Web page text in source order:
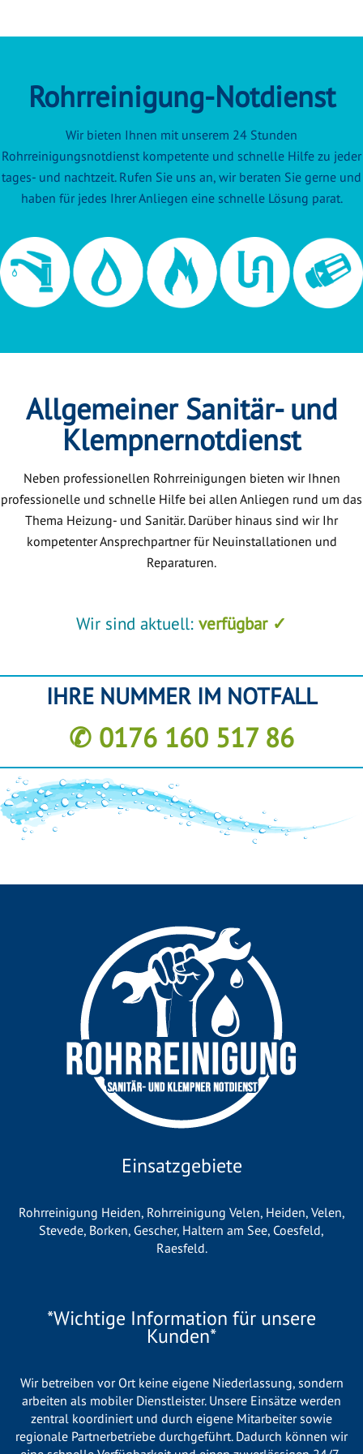
Rohrreinigung-Notdienst
Wir bieten Ihnen mit unserem 24 Stunden
Rohrreinigungsnotdienst kompetente und schnelle Hilfe zu jeder
tages- und nachtzeit. Rufen Sie uns an, wir beraten Sie gerne und
haben für jedes Ihrer Anliegen eine schnelle Lösung parat.
Allgemeiner Sanitär- und
Klempnernotdienst
Neben professionellen Rohrreinigungen bieten wir Ihnen
professionelle und schnelle Hilfe bei allen Anliegen rund um das
Thema Heizung- und Sanitär. Darüber hinaus sind wir Ihr
kompetenter Ansprechpartner für Neuinstallationen und
Reparaturen.
Wir sind aktuell: verfügbar ✓
IHRE NUMMER IM NOTFALL
✆ 0176 160 517 86
Einsatzgebiete
Rohrreinigung Heiden, Rohrreinigung Velen, Heiden, Velen,
Stevede, Borken, Gescher, Haltern am See, Coesfeld,
Raesfeld.
*Wichtige Information für unsere
Kunden*
Wir betreiben vor Ort keine eigene Niederlassung, sondern
arbeiten als mobiler Dienstleister. Unsere Einsätze werden
zentral koordiniert und durch eigene Mitarbeiter sowie
regionale Partnerbetriebe durchgeführt. Dadurch können wir